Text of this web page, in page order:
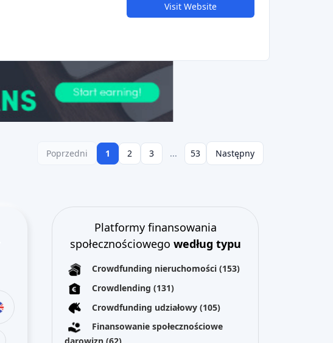
Visit Website
Poprzedni 1 2 3 ... 53 Następny
Platformy finansowania
społecznościowego według typu
Crowdfunding nieruchomości (153)
Crowdlending (131)
Crowdfunding udziałowy (105)
Finansowanie społecznościowe